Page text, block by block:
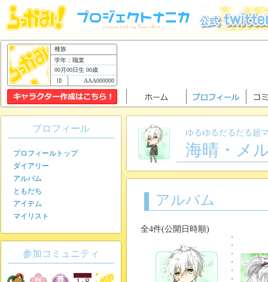
種族
学年：職業
00月00日生 00歳
AAA000000
ゆるゆるだるだる超
海晴・メ
アルバム
全4件(公開日時順)
プロフィール
プロフィールトップ
ダイアリー
アルバム
ともだち
アイテム
マイリスト
参加コミュニティ